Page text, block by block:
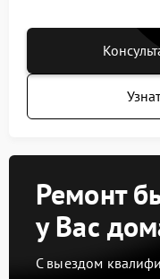
Ремонт
у Вас
С выездом